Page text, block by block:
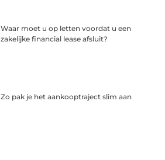
Waar moet u op letten voordat u een
zakelijke financial lease afsluit?
Zo pak je het aankooptraject slim aan